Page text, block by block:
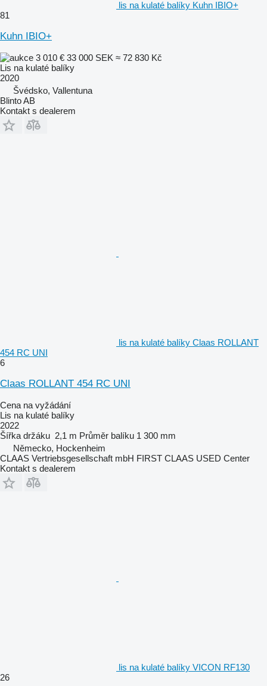
lis na kulaté balíky Kuhn IBIO+
81
Kuhn IBIO+
3 010 € 33 000 SEK ≈ 72 830 Kč
Lis na kulaté balíky
2020
Švédsko, Vallentuna
Blinto AB
Kontakt s dealerem
lis na kulaté balíky Claas ROLLANT
454 RC UNI
6
Claas ROLLANT 454 RC UNI
Cena na vyžádání
Lis na kulaté balíky
2022
Šířka držáku 2,1 m Průměr balíku 1 300 mm
Německo, Hockenheim
CLAAS Vertriebsgesellschaft mbH FIRST CLAAS USED Center
Kontakt s dealerem
lis na kulaté balíky VICON RF130
26